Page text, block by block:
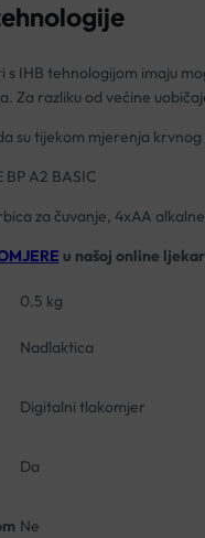
s IHB tehnologijom imaju
Za razliku od većine
su tijekom mjerenja
BP A2 BASIC
za čuvanje, 4xAA
u našoj online
0.5 kg
Nadlaktica
Digitalni tlakomjer
Da
Ne